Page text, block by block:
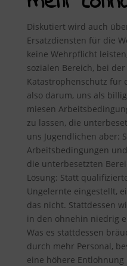
Diskutiert wird auch
Ersatzdiensten für die
keine Wehrpflicht
sozialen Bereich, bei
Katastrophenschutz für
also darum, uns als
miesen
zu lassen, die
uns Jugendlichen aber:
Arbeitsbedingungen
die unterbesetzten
Lösung: Statt
Ungelernte eingestellt,
das nicht. Stattdessen
in den ohnehin niedrig
Was es stattdessen
durch mehr Personal,
eine höhere